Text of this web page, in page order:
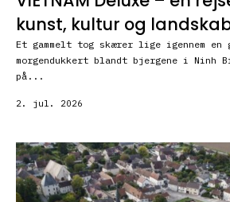
kunst, kultur og
Et gammelt tog skærer lige igennem en
morgendukkert blandt bjergene i Ninh
på...
2. jul. 2026